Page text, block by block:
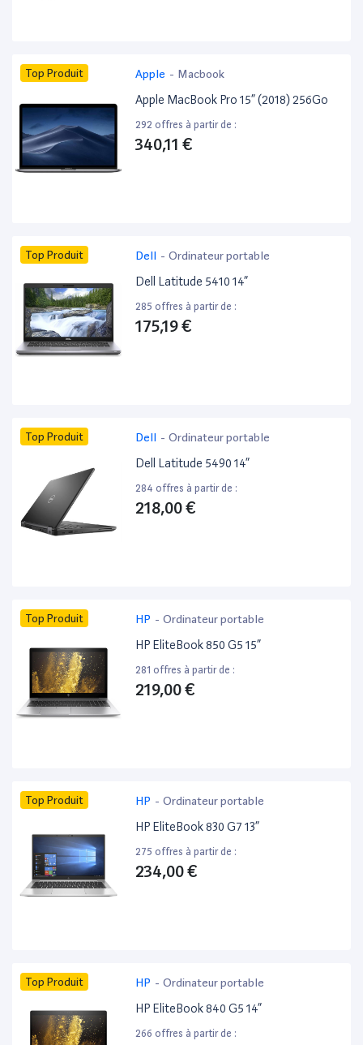
Top Produit Apple - Macbook
Apple MacBook Pro 15” (2018) 256Go
292 offres à partir de :
340,11 €
Top Produit Dell - Ordinateur portable
Dell Latitude 5410 14”
285 offres à partir de :
175,19 €
Top Produit Dell - Ordinateur portable
Dell Latitude 5490 14”
284 offres à partir de :
218,00 €
Top Produit HP - Ordinateur portable
HP EliteBook 850 G5 15”
281 offres à partir de :
219,00 €
Top Produit HP - Ordinateur portable
HP EliteBook 830 G7 13”
275 offres à partir de :
234,00 €
Top Produit HP - Ordinateur portable
HP EliteBook 840 G5 14”
266 offres à partir de :